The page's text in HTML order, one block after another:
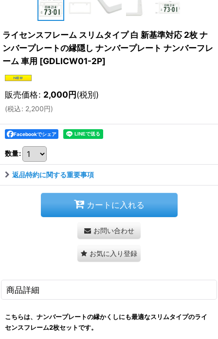
ライセンスフレーム スリムタイプ 白 新基準対応 2枚 ナ
ンバープレートの縁隠し ナンバープレート ナンバーフレ
ーム 車用 [GDLICW01-2P]
販売価格: 2,000円(税別)
(税込: 2,200円)
Facebookでシェア
数量:
返品特約に関する重要事項
カートに入れる
お問い合わせ
お気に入り登録
商品詳細
こちらは、ナンバープレートの縁かくしにも最適なスリムタイプのライ
センスフレーム2枚セットです。